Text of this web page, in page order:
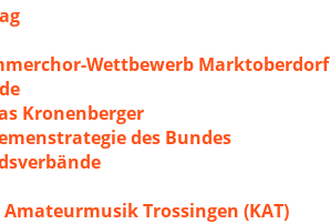
Wettbewerb Marktoberdorf
Kronenberger
des Bundes
Trossingen (KAT)